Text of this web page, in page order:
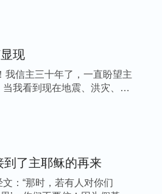
马政府将主耶稣钉在十字
权柄呀。看来全能神的末
再来。一想到主回来了，
想的事。
神的话是不是真理，能否
路、生命，这道肯定是真
影的内容吸引了。电影中
现
我信主三十年了，一直盼望主
我看到现在地震、洪灾、旱
督后 我迎接到了主耶稣的再来
：“那时，若有人对你们